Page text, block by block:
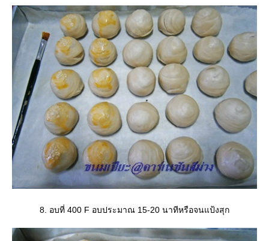
8. อบที่ 400 F อบประมาณ 15-20 นาทีหรือจนแป้งสุก